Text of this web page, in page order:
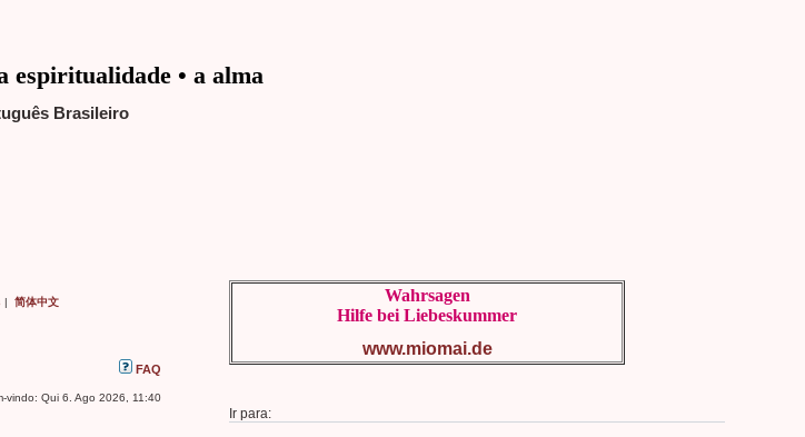
espiritualidade • a alma
Brasileiro
| 简体中文
FAQ
vindo: Qui 6. Ago 2026, 11:40
Wahrsagen
Hilfe bei Liebeskummer
www.miomai.de
Ir para: